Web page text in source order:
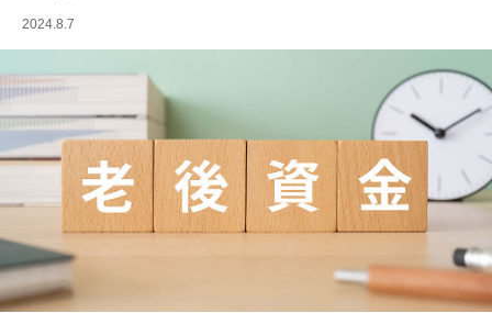
2024.8.7